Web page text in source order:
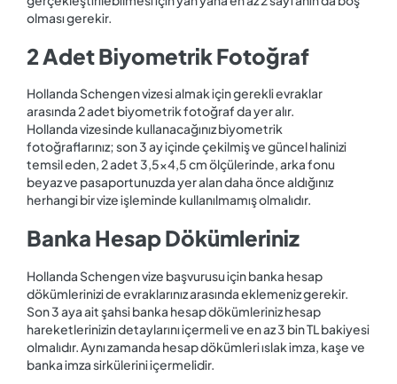
olması gerekir.
2 Adet Biyometrik Fotoğraf
Hollanda Schengen vizesi almak için gerekli evraklar
arasında 2 adet biyometrik fotoğraf da yer alır.
Hollanda vizesinde kullanacağınız biyometrik
fotoğraflarınız; son 3 ay içinde çekilmiş ve güncel halinizi
temsil eden, 2 adet 3,5x4,5 cm ölçülerinde, arka fonu
beyaz ve pasaportunuzda yer alan daha önce aldığınız
herhangi bir vize işleminde kullanılmamış olmalıdır.
Banka Hesap Dökümleriniz
Hollanda Schengen vize başvurusu için banka hesap
dökümlerinizi de evraklarınız arasında eklemeniz gerekir.
Son 3 aya ait şahsi banka hesap dökümleriniz hesap
hareketlerinizin detaylarını içermeli ve en az 3 bin TL bakiyesi
olmalıdır. Aynı zamanda hesap dökümleri ıslak imza, kaşe ve
banka imza sirkülerini içermelidir.